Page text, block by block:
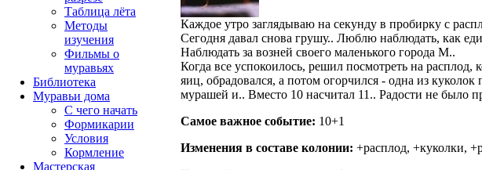
Каждое утро заглядываю на секунду в пробирку с
Сегодня давал снова грушу.. Люблю наблюдать, как
Наблюдать за возней своего маленького города М..
Когда все успокоилось, решил посмотреть на
яиц, обрадовался, а потом огорчился - одна из
мурашей и.. Вместо 10 насчитал 11.. Радости не было
Самое важное событие: 10+1
Изменения в составе кoлонии: +расплод, +куколки,
Таблица лёта
Методы
изучения
Фильмы о
муравьях
Библиотека
Муравьи дома
С чего начать
Формикарии
Условия
Кормление
Мастерская